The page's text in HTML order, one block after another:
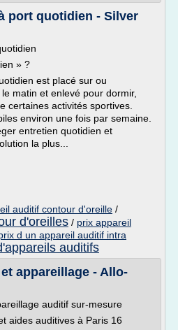
port quotidien - Silver
» ?
est placé sur ou
matin et enlevé pour dormir,
certaines activités sportives.
environ une fois par semaine.
entretien quotidien et
la plus...
auditif contour d'oreille /
d'oreilles / prix appareil
d un appareil auditif intra
auditifs
appareillage - Allo-
auditif sur-mesure
aides auditives à Paris 16